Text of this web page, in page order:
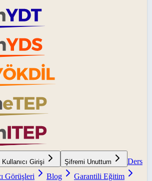
Kullanıcı Girişi Şifremi Unuttum
Ders
Görüşleri Blog
Garantili Eğitim